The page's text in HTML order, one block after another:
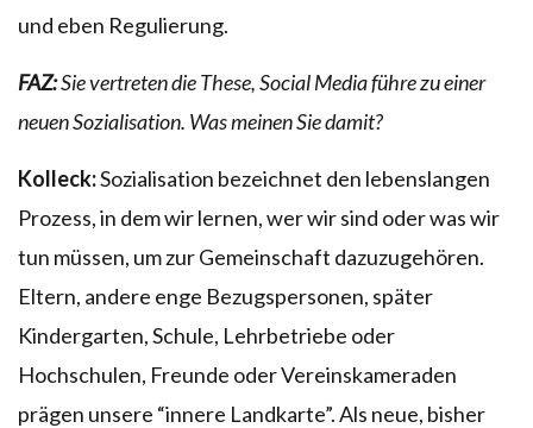
und eben Regulierung.
FAZ:Sie vertreten die These, Social Media führe zu einer
neuen Sozialisation. Was meinen Sie damit?
Kolleck:Sozialisation bezeichnet den lebenslangen
Prozess, in dem wir lernen, wer wir sind oder was wir
tun müssen, um zur Gemeinschaft dazuzugehören.
Eltern, andere enge Bezugspersonen, später
Kindergarten, Schule, Lehrbetriebe oder
Hochschulen, Freunde oder Vereinskameraden
prägen unsere “innere Landkarte”. Als neue, bisher